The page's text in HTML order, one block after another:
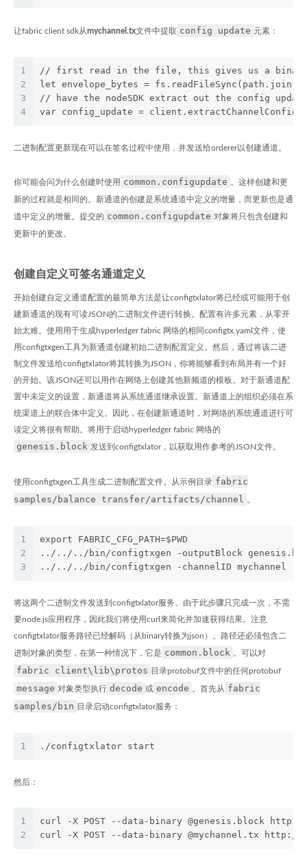
让fabric client sdk从mychannel.tx文件中提取 config update 元素：
1
2
3
4
// first read in the file, this gives us a binary
let envelope_bytes =
// have the nodeSDK extract out the config
var config_update =
二进制配置更新现在可以在签名过程中使用，并发送给orderer以创建通道。
你可能会问为什么创建时使用 common.configupdate 。这样创建和更
新的过程就是相同的。新通道的创建是系统通道中定义的增量，而更新也是通
道中定义的增量。提交的 common.configupdate 对象将只包含创建和
更新中的更改。
创建自定义可签名通道定义
开始创建自定义通道配置的最简单方法是让configtxlator将已经或可能用于创
建新通道的现有可读JSON的二进制文件进行转换。配置有许多元素，从零开
始太难。使用用于生成hyperledger fabric 网络的相同configtx.yaml文件，使
用configtxgen工具为新通道创建初始二进制配置定义。然后，通过将该二进
制文件发送给configtxlator将其转换为JSON，你将能够看到布局并有一个好
的开始。该JSON还可以用作在网络上创建其他新频道的模板。对于新通道配
置中未定义的设置，新通道将从系统通道继承设置。新通道上的组织必须在系
统渠道上的联合体中定义。因此，在创建新通道时，对网络的系统通道进行可
读定义将很有帮助。将用于启动hyperledger fabric 网络的
genesis.block 发送到configtxlator，以获取用作参考的JSON文件。
使用configtxgen工具生成二进制配置文件。从示例目录 fabric
samples/balance transfer/artifacts/channel 。
1
2
3
export FABRIC_CFG_PATH=$PWD
../../../bin/configtxgen -outputBlock
../../../bin/configtxgen -channelID mychannel -
将这两个二进制文件发送到configtxlator服务。由于此步骤只完成一次，不需
要node.js应用程序，因此我们将使用curl来简化并加速获得结果。注意
configtxlator服务路径已经解码（从binary转换为json）。路径还必须包含二
进制对象的类型，在第一种情况下，它是 common.block 。可以对
fabric client\lib\protos 目录protobuf文件中的任何protobuf
message 对象类型执行 decode 或 encode 。首先从 fabric
samples/bin 目录启动configtxlator服务：
1 ./configtxlator start
然后：
1
2
curl -X POST --data-binary @genesis.block
curl -X POST --data-binary @mychannel.tx http://